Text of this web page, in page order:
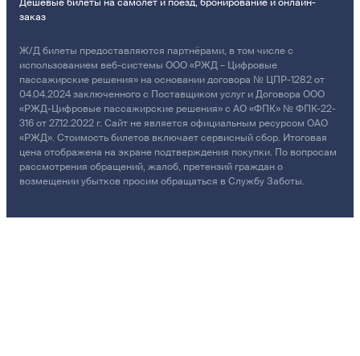
заказ
Ж/Д билеты предоставляются партнёрами, в том числе с
использованием веб-системы ООО «РЖД – Цифровые
пассажирские решения» на основании договора № ЦПР-1282 от
04.04.2024 заключенного с Поставщиком услуг и Договора ООО
«РЖД-Цифровые пассажирские решения» с АО «ФПК» № ФПК-22-
316 от 27.12.2022 г. Сайт не является официальным ресурсом ОАО
«РЖД». Стоимость билетов включает сервисный сбор. Итоговая
цена отображена на экране подтверждения покупки. По вопросам
рассмотрения обращений, жалоб, претензий граждан о
возмещении убытков просим обращаться в Службу Заботы.